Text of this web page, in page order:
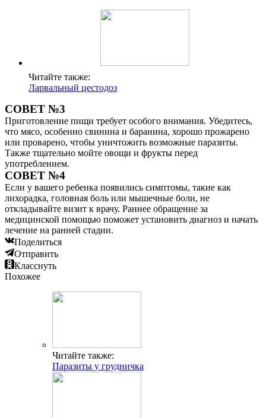
Читайте также:
Ларвальный цестодоз
СОВЕТ №3
Приготовление пищи требует особого внимания. Убедитесь,
что мясо, особенно свинина и баранина, хорошо прожарено
или проварено, чтобы уничтожить возможные паразиты.
Также тщательно мойте овощи и фрукты перед
употреблением.
СОВЕТ №4
Если у вашего ребенка появились симптомы, такие как
лихорадка, головная боль или мышечные боли, не
откладывайте визит к врачу. Раннее обращение за
медицинской помощью поможет установить диагноз и начать
лечение на ранней стадии.
Поделиться
Отправить
Класснуть
Похожее
Читайте также:
Паразиты у грудничка